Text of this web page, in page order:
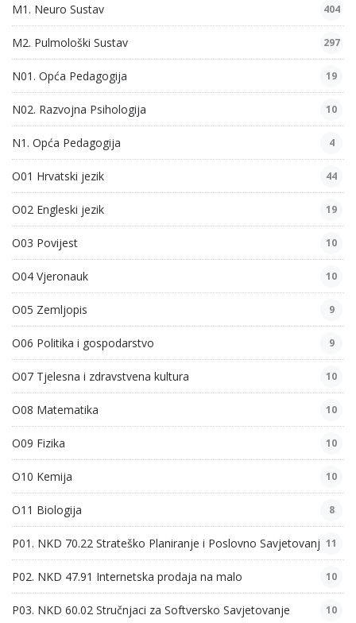
M1. Neuro Sustav 404
M2. Pulmološki Sustav 297
N01. Opća Pedagogija 19
N02. Razvojna Psihologija 10
N1. Opća Pedagogija 4
O01 Hrvatski jezik 44
O02 Engleski jezik 19
O03 Povijest 10
O04 Vjeronauk 10
O05 Zemljopis 9
O06 Politika i gospodarstvo 9
O07 Tjelesna i zdravstvena kultura 10
O08 Matematika 10
O09 Fizika 10
O10 Kemija 10
O11 Biologija 8
P01. NKD 70.22 Strateško Planiranje i Poslovno Savjetovanje11
P02. NKD 47.91 Internetska prodaja na malo 10
P03. NKD 60.02 Stručnjaci za Softversko Savjetovanje 10